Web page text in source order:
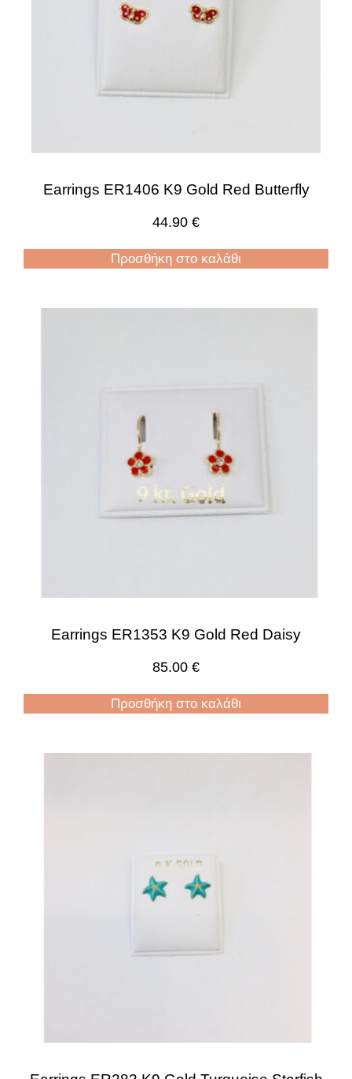
Earrings ER1406 K9 Gold Red Butterfly
44.90 €
Προσθήκη στο καλάθι
Earrings ER1353 K9 Gold Red Daisy
85.00 €
Προσθήκη στο καλάθι